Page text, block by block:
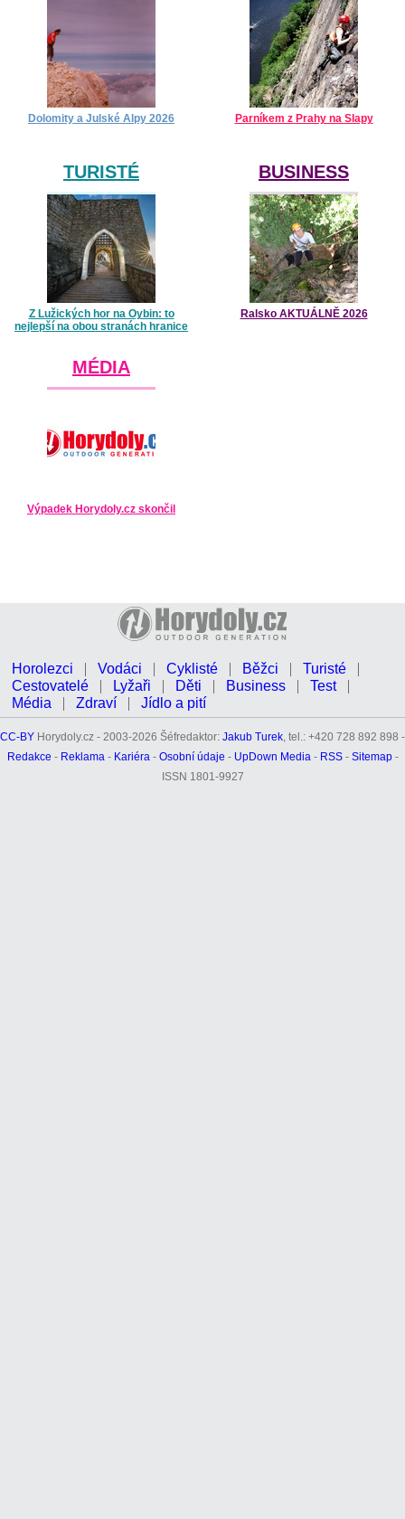
Dolomity a Julské Alpy 2026 Parníkem z Prahy na Slapy
TURISTÉ
Z Lužických hor na Oybin: to
nejlepší na obou stranách hranice
BUSINESS
Ralsko AKTUÁLNĚ 2026
MÉDIA
Výpadek Horydoly.cz skončil
Horolezci Vodáci Cyklisté Běžci
Turisté
Cestovatelé
Lyžaři Děti Business
Test
Média
Zdraví Jídlo a pití
CC-BY Horydoly.cz - 2003-2026 Šéfredaktor: Jakub Turek , tel.: +420 728 892 898 -
Redakce - Reklama - Kariéra - Osobní údaje - UpDown Media - RSS- Sitemap-
ISSN 1801-9927